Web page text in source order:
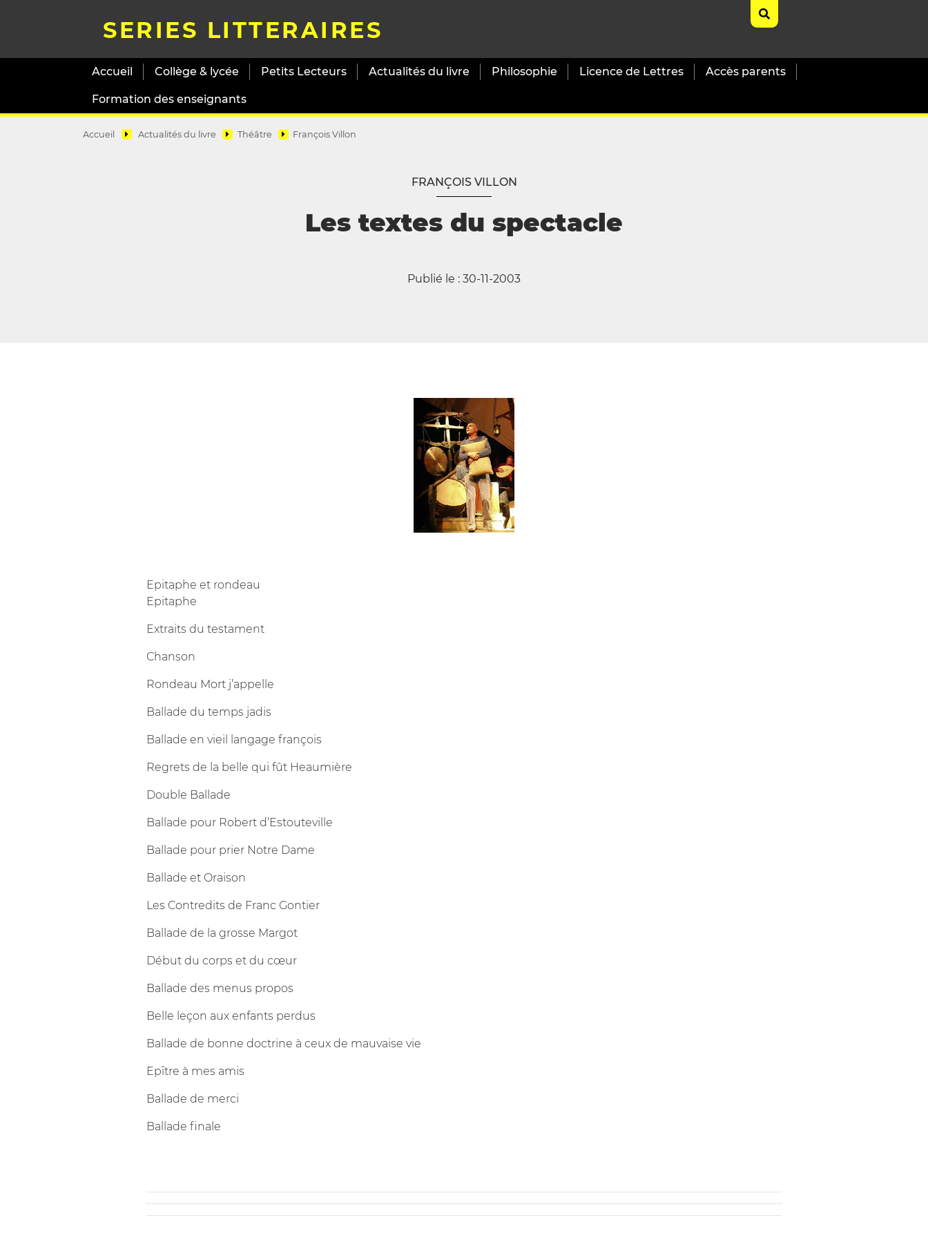
SERIES LITTERAIRES
Accueil Collège & lycée Petits Lecteurs Actualités du livre Philosophie Licence de Lettres Accès parents
Formation des enseignants
Accueil Actualités du livre Théâtre François Villon
FRANÇOIS VILLON
Les textes du spectacle
Publié le : 30-11-2003
Epitaphe et rondeau
Epitaphe
Extraits du testament
Chanson
Rondeau Mort j’appelle
Ballade du temps jadis
Ballade en vieil langage françois
Regrets de la belle qui fût Heaumière
Double Ballade
Ballade pour Robert d’Estouteville
Ballade pour prier Notre Dame
Ballade et Oraison
Les Contredits de Franc Gontier
Ballade de la grosse Margot
Début du corps et du cœur
Ballade des menus propos
Belle leçon aux enfants perdus
Ballade de bonne doctrine à ceux de mauvaise vie
Epître à mes amis
Ballade de merci
Ballade finale